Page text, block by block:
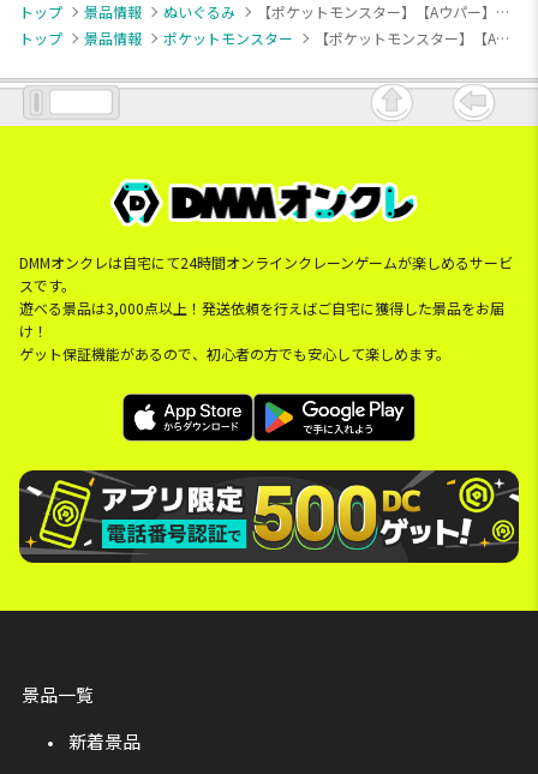
トップ 景品情報 ぬいぐるみ
【ポケットモンスター】【Aウパー】ポケットモンスター ぬいぐるみ～ウパー・ホエルコ・ハラバリー～
トップ
景品情報 ポケットモンスター 【ポケットモンスター】【Aウパー】ポケットモンスター ぬいぐるみ～ウパー・ホエルコ・ハラバリー～
DMMオンクレは自宅にて24時間オンラインクレーンゲームが楽しめるサービ
スです。
遊べる景品は3,000点以上！発送依頼を行えばご自宅に獲得した景品をお届
け！
ゲット保証機能があるので、初心者の方でも安心して楽しめます。
景品一覧
新着景品